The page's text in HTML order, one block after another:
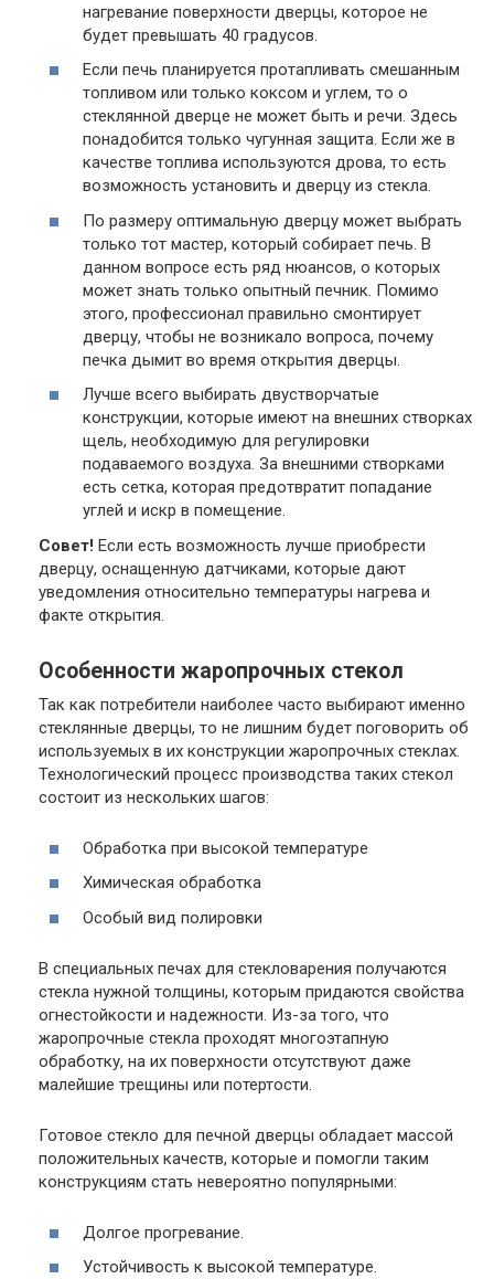
нагревание поверхности дверцы, которое не
будет превышать 40 градусов.
Если печь планируется протапливать смешанным
топливом или только коксом и углем, то о
стеклянной дверце не может быть и речи. Здесь
понадобится только чугунная защита. Если же в
качестве топлива используются дрова, то есть
возможность установить и дверцу из стекла.
По размеру оптимальную дверцу может выбрать
только тот мастер, который собирает печь. В
данном вопросе есть ряд нюансов, о которых
может знать только опытный печник. Помимо
этого, профессионал правильно смонтирует
дверцу, чтобы не возникало вопроса, почему
печка дымит во время открытия дверцы.
Лучше всего выбирать двустворчатые
конструкции, которые имеют на внешних створках
щель, необходимую для регулировки
подаваемого воздуха. За внешними створками
есть сетка, которая предотвратит попадание
углей и искр в помещение.
Совет! Если есть возможность лучше приобрести
дверцу, оснащенную датчиками, которые дают
уведомления относительно температуры нагрева и
факте открытия.
Особенности жаропрочных стекол
Так как потребители наиболее часто выбирают именно
стеклянные дверцы, то не лишним будет поговорить об
используемых в их конструкции жаропрочных стеклах.
Технологический процесс производства таких стекол
состоит из нескольких шагов:
Обработка при высокой температуре
Химическая обработка
Особый вид полировки
В специальных печах для стекловарения получаются
стекла нужной толщины, которым придаются свойства
огнестойкости и надежности. Из-за того, что
жаропрочные стекла проходят многоэтапную
обработку, на их поверхности отсутствуют даже
малейшие трещины или потертости.
Готовое стекло для печной дверцы обладает массой
положительных качеств, которые и помогли таким
конструкциям стать невероятно популярными:
Долгое прогревание.
Устойчивость к высокой температуре.